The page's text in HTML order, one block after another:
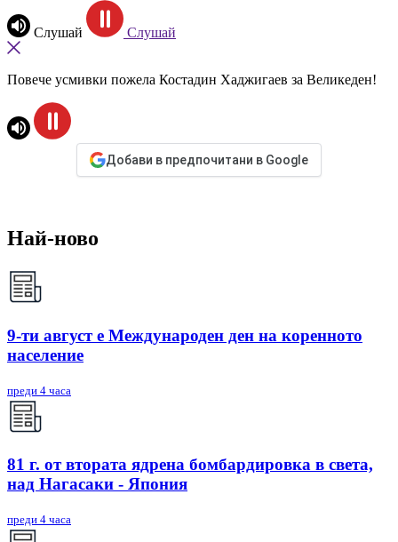
Слушай Слушай
Повече усмивки пожела Костадин Хаджигаев за Великеден!
Добави в предпочитани в Google
Най-ново
9-ти август е Международен ден на коренното
население
преди 4 часа
81 г. от втората ядрена бомбардировка в света,
над Нагасаки - Япония
преди 4 часа